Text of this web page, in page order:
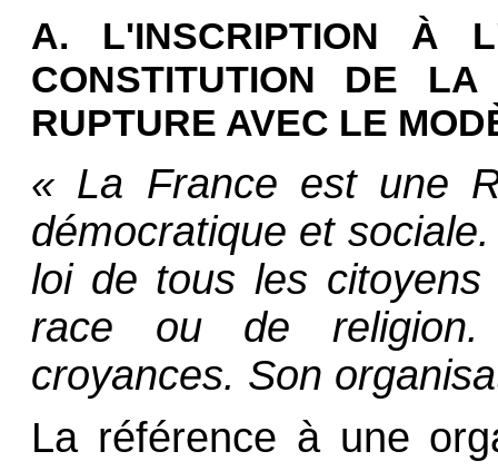
A. L'INSCRIPTION À
CONSTITUTION DE
RUPTURE AVEC LE
« La France est une
démocratique et
loi de tous les citoyens
race ou de
croyances. Son
La référence à une